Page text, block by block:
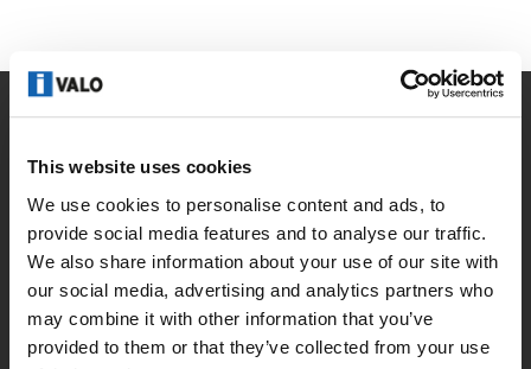
This website uses cookies
We use cookies to personalise content and ads, to
provide social media features and to analyse our traffic.
We also share information about your use of our site with
our social media, advertising and analytics partners who
may combine it with other information that you’ve
provided to them or that they’ve collected from your use
Kontakt
Nyheter
Dataskydd
Hem